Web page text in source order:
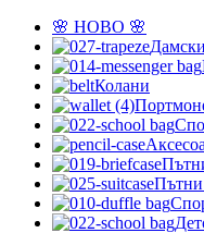
🌸 НОВО 🌸
Колани
Пътни